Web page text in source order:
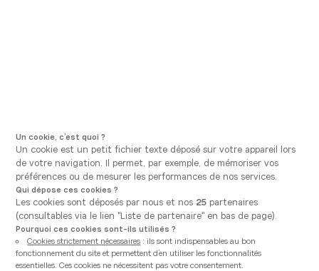
Dans la conception de votre cuisine, les matériaux et les
accessoires sont essentiels.
Les façades et les plans de travail définissent l'esthétique de
votre espace. Ils sont disponibles dans une variété de
matériaux et de finitions pour correspondre à votre style.
Pour finaliser votre cuisine, vous pouvez choisir entre un
touche de caractère avec l’ajout de poignées, ou un design
épuré avec le sans poignées. Chaque élément est une
opportunité de personnalisation, créant une cuisine unique
qui vous ressemble.
Un cookie, c’est quoi ?
Un cookie est un petit fichier texte déposé sur votre appareil lors
de votre navigation. Il permet, par exemple, de mémoriser vos
préférences ou de mesurer les performances de nos services.
Qui dépose ces cookies ?
Les cookies sont déposés par nous et nos 25 partenaires
(consultables via le lien "Liste de partenaire" en bas de page).
Pourquoi ces cookies sont-ils utilisés ?
Cookies strictement nécessaires : ils sont indispensables au bon
fonctionnement du site et permettent d’en utiliser les fonctionnalités
essentielles. Ces cookies ne nécessitent pas votre consentement.